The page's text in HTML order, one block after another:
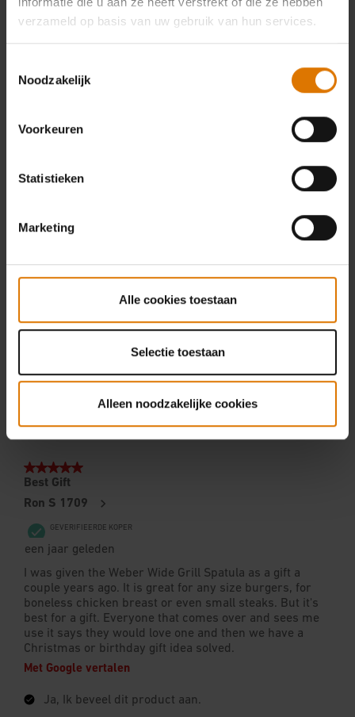
verzameld op basis van uw gebruik van hun services.
Noodzakelijk
Voorkeuren
Statistieken
Marketing
Alle cookies toestaan
Selectie toestaan
Alleen noodzakelijke cookies